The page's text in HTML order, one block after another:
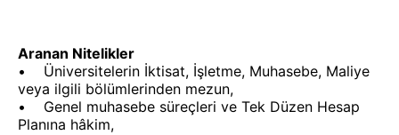
Aranan Nitelikler
• Üniversitelerin İktisat, İşletme, Muhasebe, Maliye
veya ilgili bölümlerinden mezun,
• Genel muhasebe süreçleri ve Tek Düzen Hesap
Planına hâkim,